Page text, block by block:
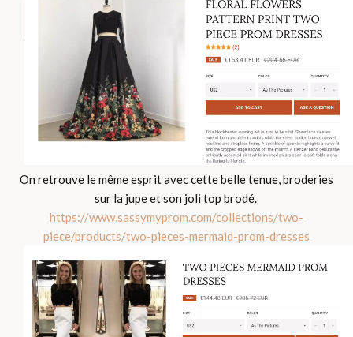
On retrouve le même esprit avec cette belle tenue, broderies
sur la jupe et son joli top brodé.
https://www.sassymyprom.com/collections/two-
piece/products/two-pieces-mermaid-prom-dresses